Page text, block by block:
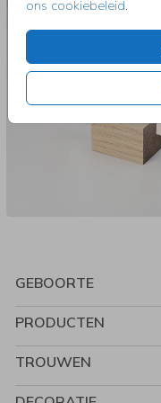
ons cookiebeleid.
GEBOORTE
PRODUCTEN
TROUWEN